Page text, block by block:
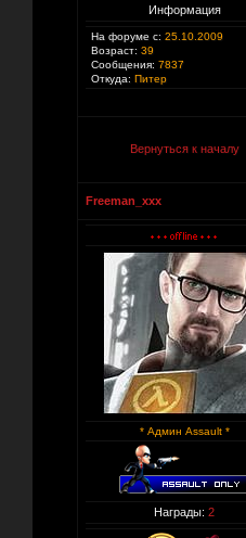
Информация
На форуме с: 25.10.2009
Возраст: 39
Сообщения: 7837
Откуда: Питер
Вернуться к началу
Freeman_xxx
* Админ Assault *
Награды: 2